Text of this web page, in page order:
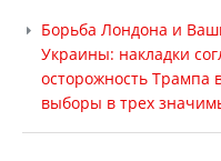
Борьба Лондона и
Украины: накладки
осторожность Трампа
выборы в трех